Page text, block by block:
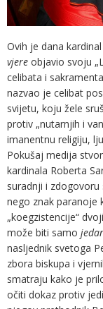
Ovih je dana
vjere objavio svoju
celibata i
nazvao je celibat
svijetu, koju žele
protiv „nutarnjih i
imanentnu religiju,
Pokušaj medija
kardinala Roberta
suradnji i zdogovoru
nego znak paranoje
„koegzistencije“
može biti samo
nasljednik svetoga
zbora biskupa i
smatraju kako je
očiti dokaz protiv